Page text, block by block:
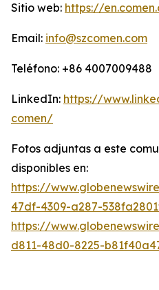
Sitio web: https://
Email: info@szcomen.com
Teléfono: +86 4007009488
LinkedIn: https://
comen/
Fotos adjuntas a este
disponibles en:
https://
47df-4309-a287-
https://
d811-48d0-8225-